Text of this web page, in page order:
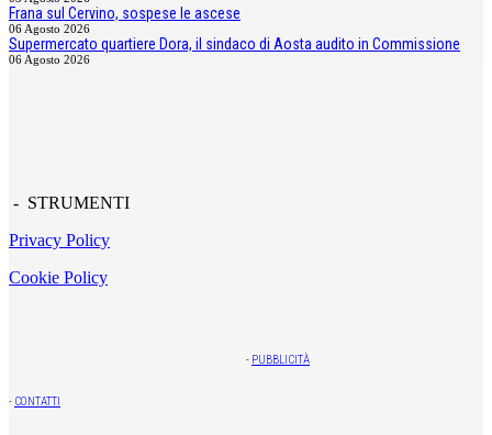
Frana sul Cervino, sospese le ascese
06 Agosto 2026
Supermercato quartiere Dora, il sindaco di Aosta audito in Commissione
06 Agosto 2026
- STRUMENTI
Privacy Policy
Cookie Policy
- PUBBLICITÀ
- CONTATTI